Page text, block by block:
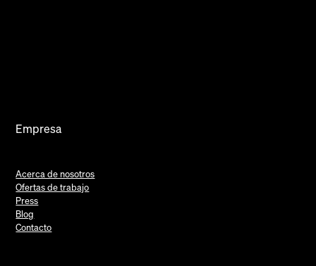
Empresa
Acerca de nosotros
Ofertas de trabajo
Press
Blog
Contacto